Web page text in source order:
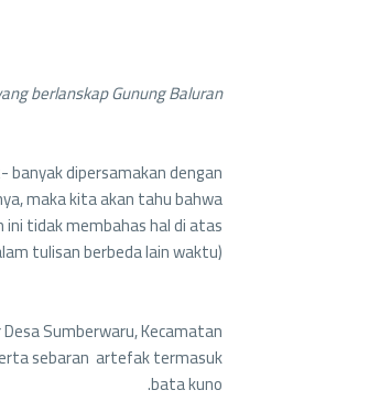
berlanskap Gunung Baluran.
dipersamakan dengan
maka kita akan tahu bahwa
tidak membahas hal di atas
tulisan berbeda lain waktu).
Sumberwaru, Kecamatan
sebaran artefak termasuk
bata kuno.